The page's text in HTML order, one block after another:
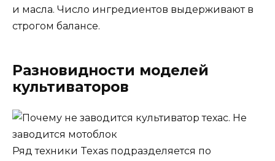
и масла. Число ингредиентов выдерживают в
строгом балансе.
Разновидности моделей
культиваторов
Ряд техники Texas подразделяется по